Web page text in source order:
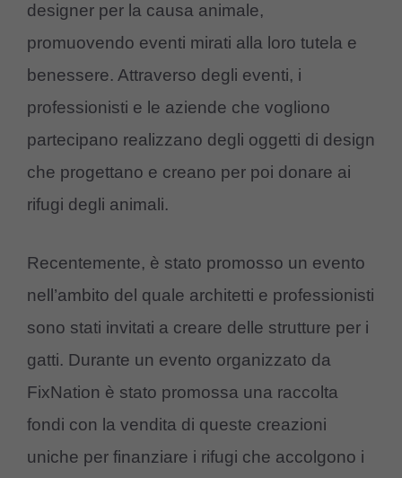
designer per la causa animale,
promuovendo eventi mirati alla loro tutela e
benessere. Attraverso degli eventi, i
professionisti e le aziende che vogliono
partecipano realizzano degli oggetti di design
che progettano e creano per poi donare ai
rifugi degli animali.
Recentemente, è stato promosso un evento
nell’ambito del quale architetti e professionisti
sono stati invitati a creare delle strutture per i
gatti. Durante un evento organizzato da
FixNation è stato promossa una raccolta
fondi con la vendita di queste creazioni
uniche per finanziare i rifugi che accolgono i